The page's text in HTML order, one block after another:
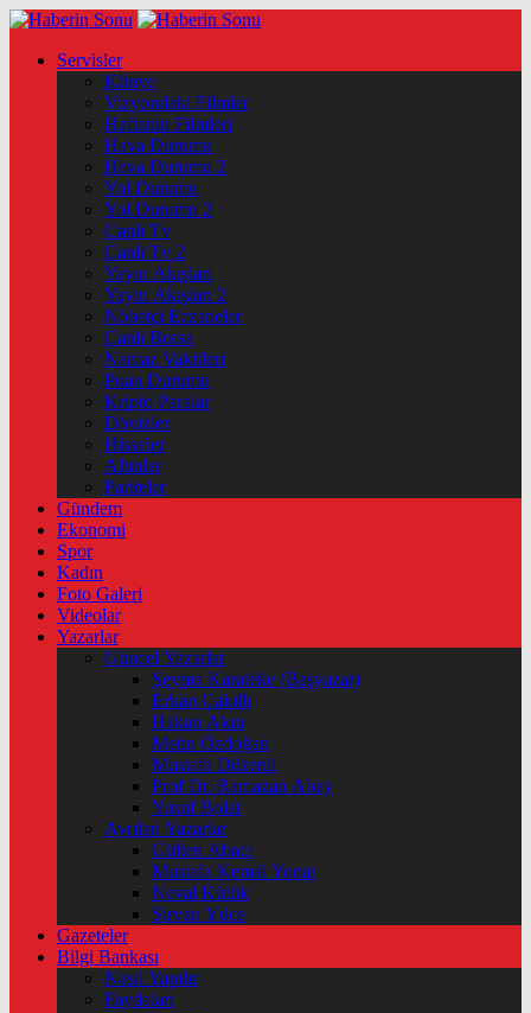
Servisler
Künye
Vizyondaki Filmler
Haftanin Filmleri
Hava Durumu
Hava Durumu 2
Yol Durumu
Yol Durumu 2
Canlı Tv
Canlı Tv 2
Yayın Akışları
Yayın Akışları 2
Nöbetçi Eczaneler
Canlı Borsa
Namaz Vakitleri
Puan Durumu
Kripto Paralar
Dövizler
Hisseler
Altınlar
Pariteler
Gündem
Ekonomi
Spor
Kadın
Foto Galeri
Videolar
Yazarlar
Güncel Yazarlar
Şeyma Karateke (Başyazar)
Erkan Çakıllı
Hakan Akın
Metin Özdoğan
Mustafa Düzenli
Prof Dr. Ramazan Abay
Yusuf Bolat
Ayrılan Yazarlar
Gülten Abacı
Mustafa Kemal Yonat
Neval Kütük
Şirvan Yüce
Gazeteler
Bilgi Bankası
Nasıl Yapılır
Faydaları